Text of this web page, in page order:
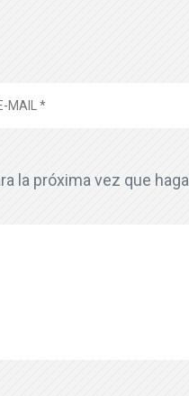
la próxima vez que